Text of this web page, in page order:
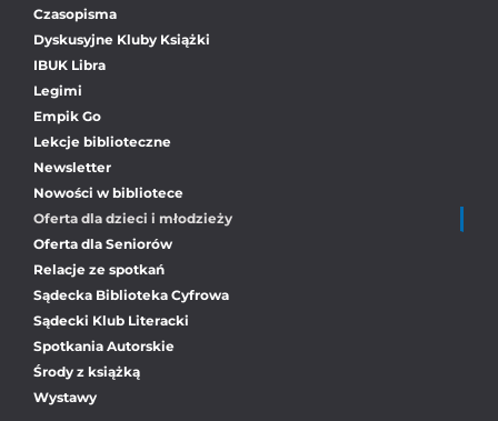
Czasopisma
Dyskusyjne Kluby Książki
IBUK Libra
Legimi
Empik Go
Lekcje biblioteczne
Newsletter
Nowości w bibliotece
Oferta dla dzieci i młodzieży
Oferta dla Seniorów
Relacje ze spotkań
Sądecka Biblioteka Cyfrowa
Sądecki Klub Literacki
Spotkania Autorskie
Środy z książką
Wystawy